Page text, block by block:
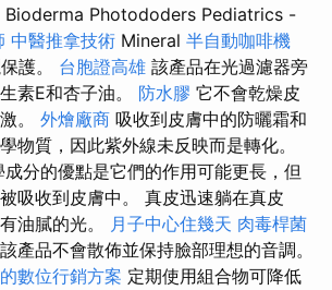
Bioderma Photododers Pediatrics -
中醫推拿技術 Mineral 半自動咖啡機
護。 台胞證高雄 該產品在光過濾器旁
素E和杏子油。 防水膠 它不會乾燥皮
。 外燴廠商 吸收到皮膚中的防曬霜和
物質，因此紫外線未反映而是轉化。
成分的優點是它們的作用可能更長，但
吸收到皮膚中。 真皮迅速躺在真皮
油膩的光。 月子中心住幾天 肉毒桿菌
產品不會散佈並保持臉部理想的音調。
數位行銷方案 定期使用組合物可降低